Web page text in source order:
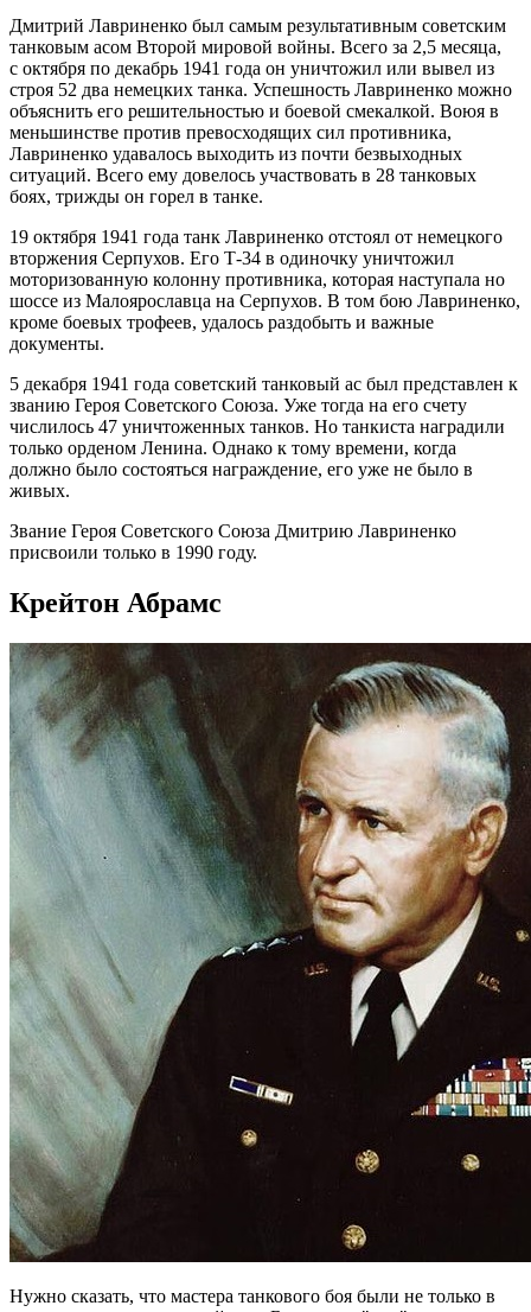
Дмитрий Лавриненко был самым результативным советским
танковым асом Второй мировой войны. Всего за 2,5 месяца,
с октября по декабрь 1941 года он уничтожил или вывел из
строя 52 два немецких танка. Успешность Лавриненко можно
объяснить его решительностью и боевой смекалкой. Воюя в
меньшинстве против превосходящих сил противника,
Лавриненко удавалось выходить из почти безвыходных
ситуаций. Всего ему довелось участвовать в 28 танковых
боях, трижды он горел в танке.
19 октября 1941 года танк Лавриненко отстоял от немецкого
вторжения Серпухов. Его Т-34 в одиночку уничтожил
моторизованную колонну противника, которая наступала но
шоссе из Малоярославца на Серпухов. В том бою Лавриненко,
кроме боевых трофеев, удалось раздобыть и важные
документы.
5 декабря 1941 года советский танковый ас был представлен к
званию Героя Советского Союза. Уже тогда на его счету
числилось 47 уничтоженных танков. Но танкиста наградили
только орденом Ленина. Однако к тому времени, когда
должно было состояться награждение, его уже не было в
живых.
Звание Героя Советского Союза Дмитрию Лавриненко
присвоили только в 1990 году.
Крейтон Абрамс
Нужно сказать, что мастера танкового боя были не только в